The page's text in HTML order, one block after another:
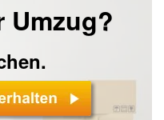
Umzug?